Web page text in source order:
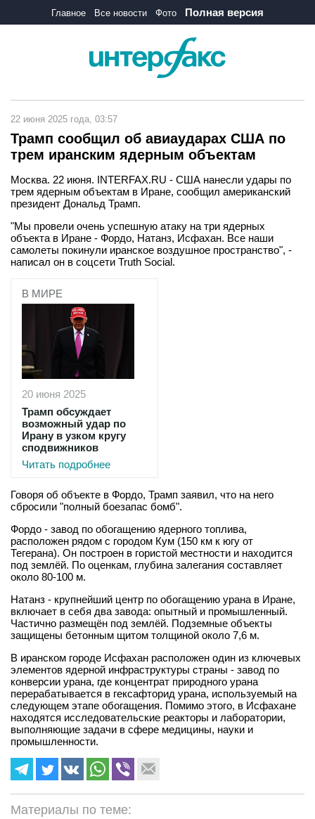
Главное Все новости Фото Полная версия
22 июня 2025 года, 03:57
Трамп сообщил об авиаударах США по
трем иранским ядерным объектам
Москва. 22 июня. INTERFAX.RU - США нанесли удары по
трем ядерным объектам в Иране, сообщил американский
президент Дональд Трамп.
"Мы провели очень успешную атаку на три ядерных
объекта в Иране - Фордо, Натанз, Исфахан. Все наши
самолеты покинули иранское воздушное пространство", -
написал он в соцсети Truth Social.
В МИРЕ
20 июня 2025
Трамп обсуждает
возможный удар по
Ирану в узком кругу
сподвижников
Читать подробнее
Говоря об объекте в Фордо, Трамп заявил, что на него
сбросили "полный боезапас бомб".
Фордо - завод по обогащению ядерного топлива,
расположен рядом с городом Кум (150 км к югу от
Тегерана). Он построен в гористой местности и находится
под землёй. По оценкам, глубина залегания составляет
около 80-100 м.
Натанз - крупнейший центр по обогащению урана в Иране,
включает в себя два завода: опытный и промышленный.
Частично размещён под землёй. Подземные объекты
защищены бетонным щитом толщиной около 7,6 м.
В иранском городе Исфахан расположен один из ключевых
элементов ядерной инфраструктуры страны - завод по
конверсии урана, где концентрат природного урана
перерабатывается в гексафторид урана, используемый на
следующем этапе обогащения. Помимо этого, в Исфахане
находятся исследовательские реакторы и лаборатории,
выполняющие задачи в сфере медицины, науки и
промышленности.
Материалы по теме: